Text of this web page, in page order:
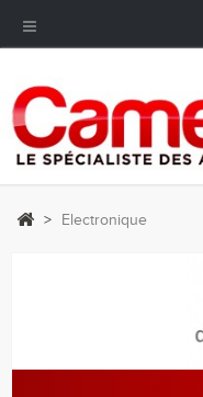
Navigation
bascule
> Electronique